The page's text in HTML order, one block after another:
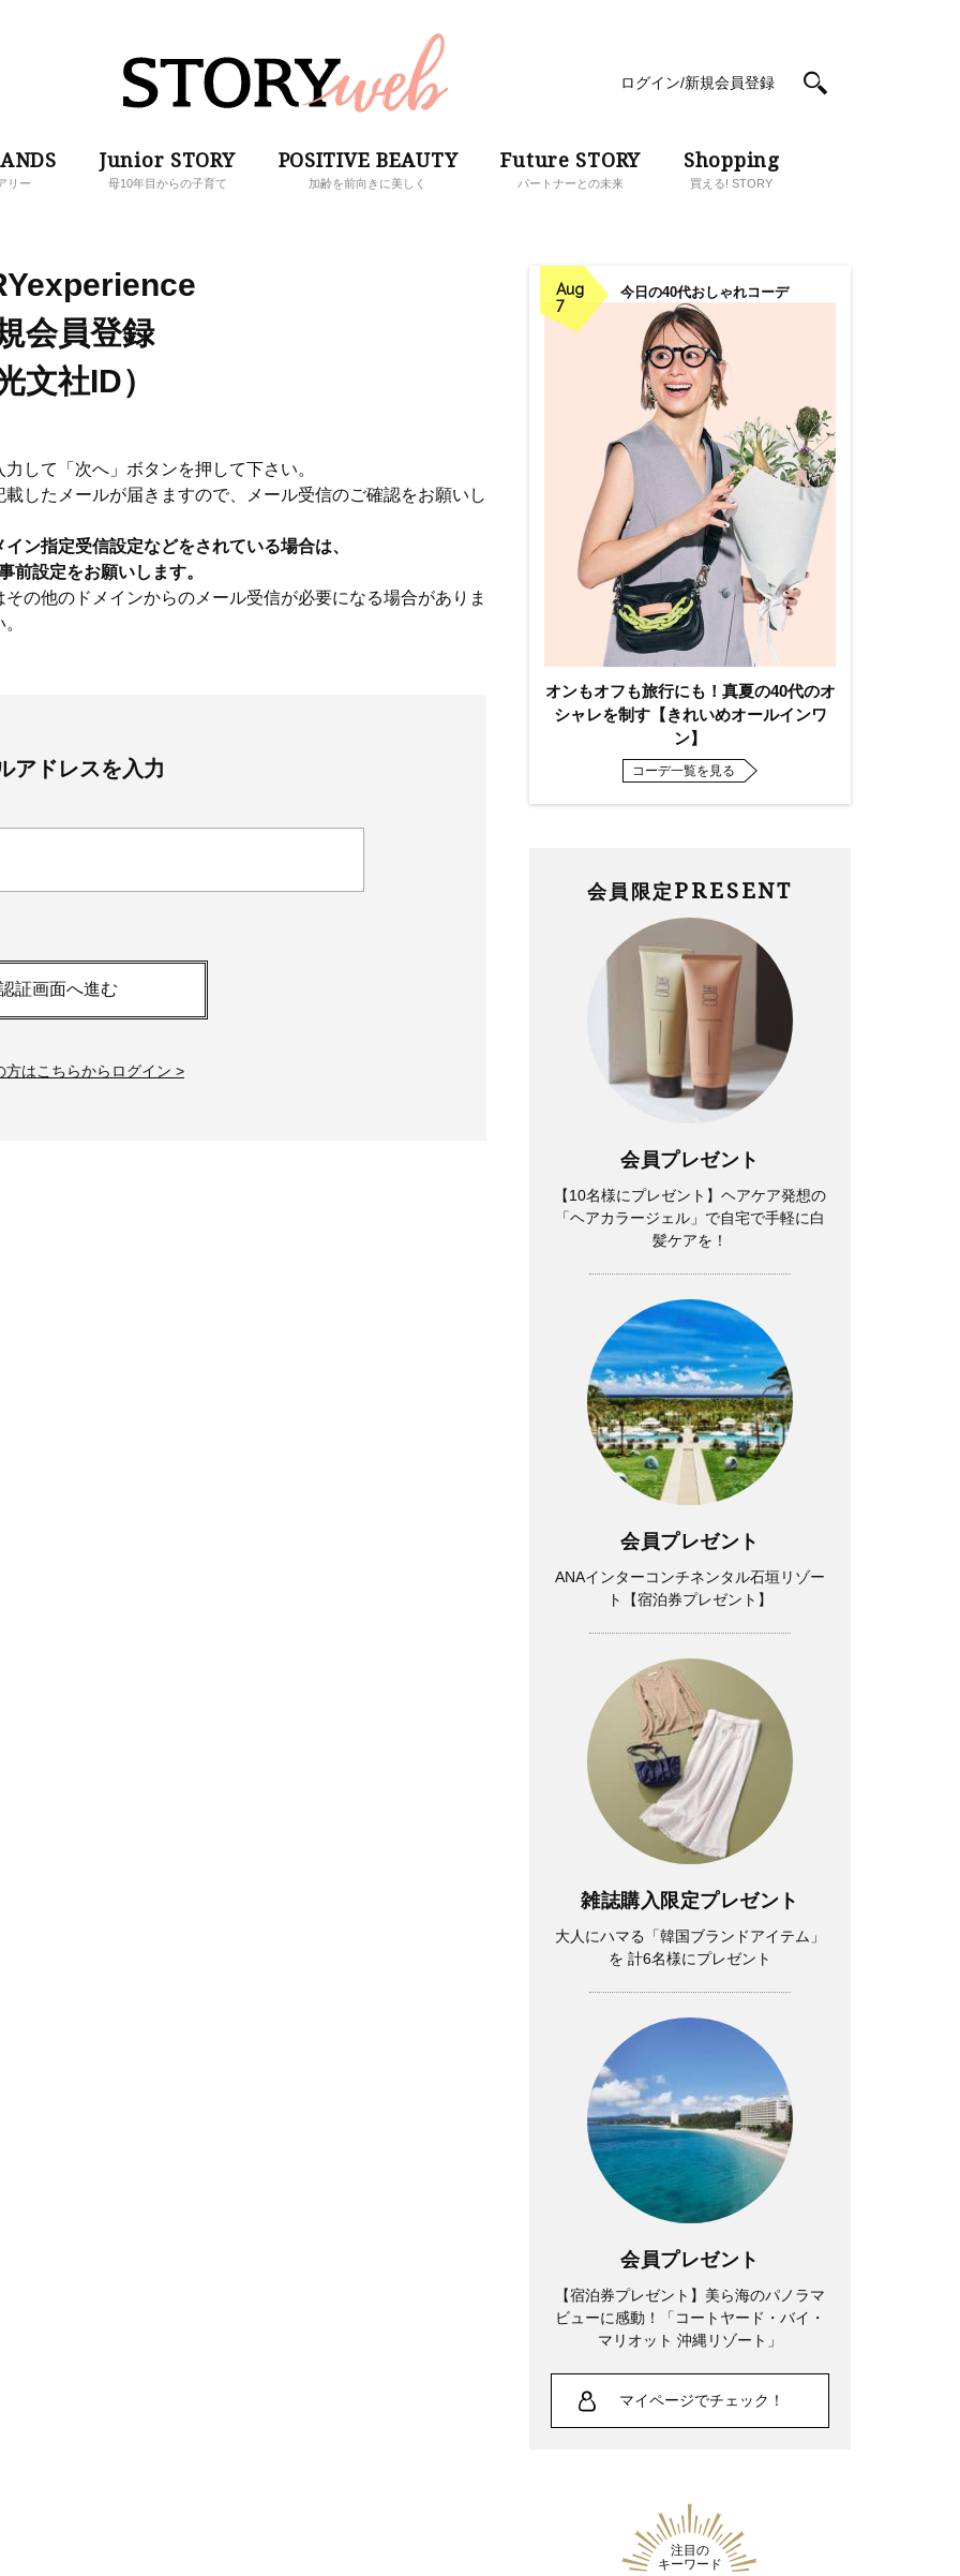
ログイン/新規会員登録
リー
Junior STORY
母10年目からの子育て
POSITIVE BEAUTY
加齢を前向きに美しく
Future STORY
パートナーとの未来
Shopping
買える! STORY
会員登録
文社ID）
して「次へ」ボタンを押して下さい。
したメールが届きますので、メール受信のご確認をお願いし
ン指定受信設定などをされている場合は、
設定をお願いします。
の他のドメインからのメール受信が必要になる場合がありま
アドレスを入力
証画面へ進む
方はこちらからログイン >
Aug
7
今日の40代おしゃれコーデ
オンもオフも旅行にも！真夏の40代のオ
シャレを制す【きれいめオールインワ
ン】
コーデ一覧を見る
会員限定 PRESENT
会員プレゼント
【10名様にプレゼント】ヘアケア発想の
「ヘアカラージェル」で自宅で手軽に白
髪ケアを！
会員プレゼント
ANAインターコンチネンタル石垣リゾー
ト【宿泊券プレゼント】
雑誌購入限定プレゼント
大人にハマる「韓国ブランドアイテム」
を 計6名様にプレゼント
会員プレゼント
【宿泊券プレゼント】美ら海のパノラマ
ビューに感動！「コートヤード・バイ・
マリオット 沖縄リゾート」
マイページでチェック！
注目の
キーワード